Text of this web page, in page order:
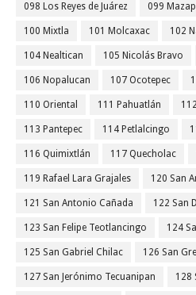
098 Los Reyes de Juárez 099
100 Mixtla 101 Molcaxac 102
104 Nealtican 105 Nicolás Bravo
106 Nopalucan 107 Ocotepec
110 Oriental 111 Pahuatlán
113 Pantepec 114 Petlalcingo
116 Quimixtlán 117 Quecholac
119 Rafael Lara Grajales 120 San
121 San Antonio Cañada 122 San
123 San Felipe Teotlancingo 124
125 San Gabriel Chilac 126 San
127 San Jerónimo Tecuanipan 128